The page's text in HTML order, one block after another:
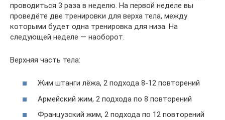
проводиться 3 раза в неделю. На первой неделе вы
проведёте две тренировки для верха тела, между
которыми будет одна тренировка для низа. На
следующей неделе — наоборот.
Верхняя часть тела:
Жим штанги лёжа, 2 подхода 8-12 повторений
Армейский жим, 2 подхода по 8 повторений
Французский жим, 2 подхода по 12 повторений